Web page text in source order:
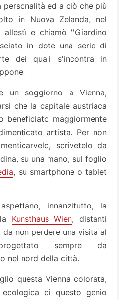
ed a ciò che più
in Nuova Zelanda, nel
e chiamò ''Giardino
in dote una serie di
dei quali s'incontra in
un soggiorno a Vienna,
che la capitale austriaca
beneficiato maggiormente
artista. Per non
scrivetelo da
su una mano, sul foglio
, su smartphone o tablet
innanzitutto, la
Kunsthaus Wien, distanti
non perdere una visita al
sempre da
nel nord della città.
questa Vienna colorata,
di questo genio